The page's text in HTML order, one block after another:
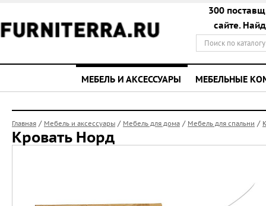
300
сайте.
МЕБЕЛЬ И АКСЕССУАРЫ МЕБЕЛЬНЫЕ
Главная / Мебель и аксессуары / Мебель для дома / Мебель для спальни /
Кровать Норд